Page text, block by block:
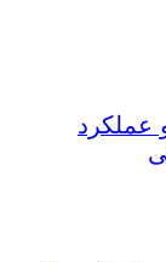
عملکرد